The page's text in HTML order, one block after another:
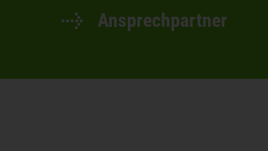
Ansprechpartner